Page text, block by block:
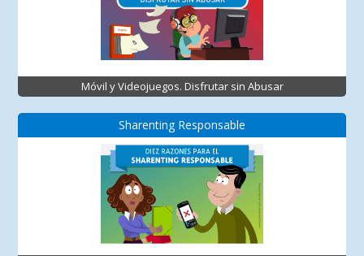
Móvil y Videojuegos. Disfrutar sin Abusar
Sharenting Responsable